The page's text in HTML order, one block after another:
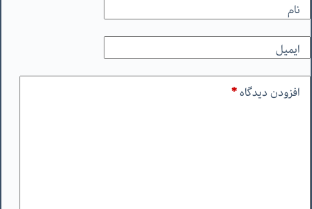
نام
ایمیل
افزودن دیدگاه*